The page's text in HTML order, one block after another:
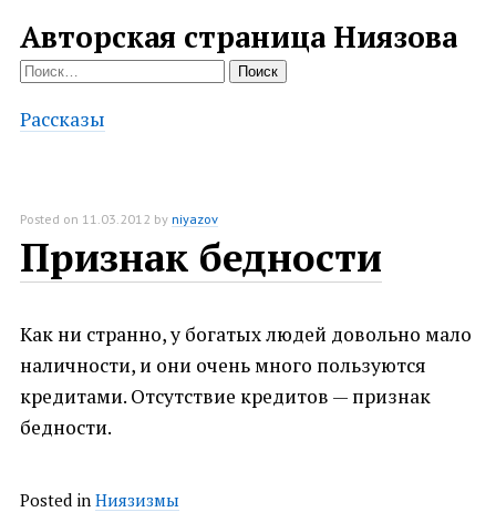
Авторская страница Ниязова
Найти:
Рассказы
Posted on 11.03.2012 byniyazov
Признак бедности
Как ни странно, у богатых людей довольно мало
наличности, и они очень много пользуются
кредитами. Отсутствие кредитов — признак
бедности.
Posted in Ниязизмы